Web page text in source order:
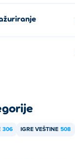
306 IGRE VEŠTINE 508